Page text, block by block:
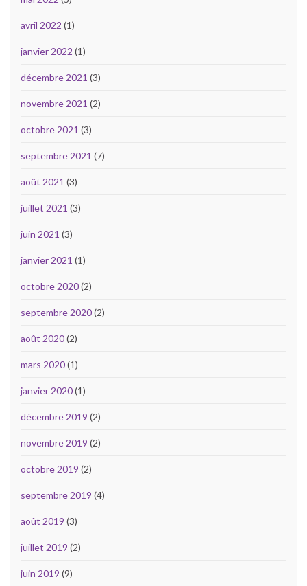
avril 2022 (1)
janvier 2022 (1)
décembre 2021 (3)
novembre 2021 (2)
octobre 2021 (3)
septembre 2021 (7)
août 2021 (3)
juillet 2021 (3)
juin 2021 (3)
janvier 2021 (1)
octobre 2020(2)
septembre 2020(2)
août 2020(2)
mars 2020(1)
janvier 2020(1)
décembre 2019 (2)
novembre 2019 (2)
octobre 2019 (2)
septembre 2019 (4)
août 2019 (3)
juillet 2019 (2)
juin 2019 (9)